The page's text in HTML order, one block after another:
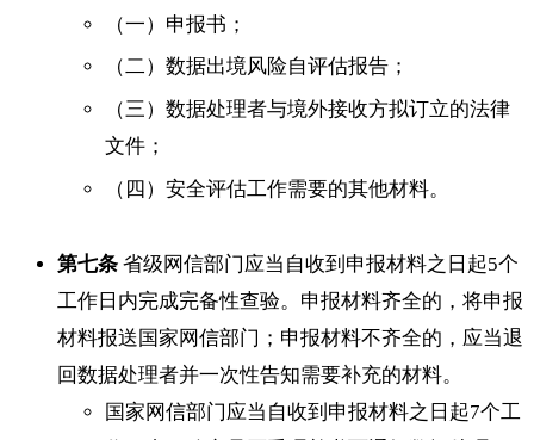
（一）申报书；
（二）数据出境风险自评估报告；
（三）数据处理者与境外接收方拟订立的法律
文件；
（四）安全评估工作需要的其他材料。
第七条 省级网信部门应当自收到申报材料之日起5个
工作日内完成完备性查验。申报材料齐全的，将申报
材料报送国家网信部门；申报材料不齐全的，应当退
回数据处理者并一次性告知需要补充的材料。
国家网信部门应当自收到申报材料之日起7个工